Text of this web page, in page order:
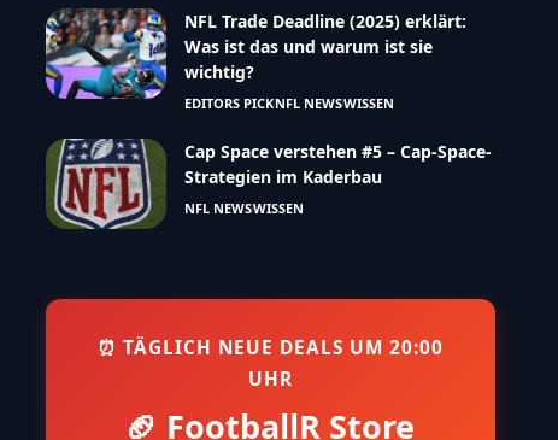
NFL Trade Deadline (2025) erklärt:
Was ist das und warum ist sie
wichtig?
EDITORS PICKNFL NEWSWISSEN
Cap Space verstehen #5 – Cap-Space-
Strategien im Kaderbau
NFL NEWSWISSEN
⏰ TÄGLICH NEUE DEALS UM 20:00
UHR
🏈 FootballR Store